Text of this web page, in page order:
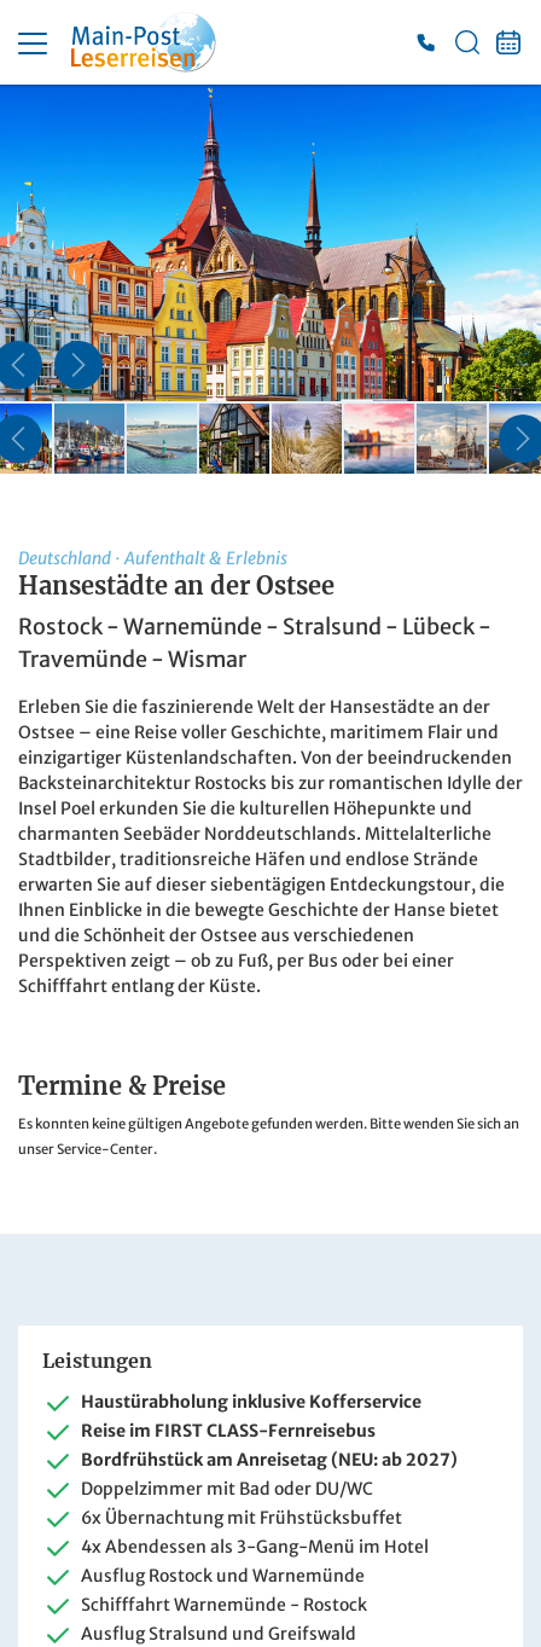
Es konnten keine gültigen Angebote gefunden werden. Bitte wenden Sie sich an
Deutschland ·Aufenthalt & Erlebnis
Hansestädte an der Ostsee
Rostock - Warnemünde - Stralsund - Lübeck -
Travemünde - Wismar
Erleben Sie die faszinierende Welt der Hansestädte an der
Ostsee – eine Reise voller Geschichte, maritimem Flair und
einzigartiger Küstenlandschaften. Von der beeindruckenden
Backsteinarchitektur Rostocks bis zur romantischen Idylle der
Insel Poel erkunden Sie die kulturellen Höhepunkte und
charmanten Seebäder Norddeutschlands. Mittelalterliche
Stadtbilder, traditionsreiche Häfen und endlose Strände
erwarten Sie auf dieser siebentägigen Entdeckungstour, die
Ihnen Einblicke in die bewegte Geschichte der Hanse bietet
und die Schönheit der Ostsee aus verschiedenen
Perspektiven zeigt – ob zu Fuß, per Bus oder bei einer
Schifffahrt entlang der Küste.
Termine & Preise
Es konnten keine gültigen Angebote gefunden werden. Bitte wenden Sie sich an
unser Service-Center.
Leistungen
Haustürabholung inklusive Kofferservice
Reise im FIRST CLASS-Fernreisebus
Bordfrühstück am Anreisetag (NEU: ab 2027)
Doppelzimmer mit Bad oder DU/WC
6x Übernachtung mit Frühstücksbuffet
4x Abendessen als 3-Gang-Menü im Hotel
Ausflug Rostock und Warnemünde
Schifffahrt Warnemünde - Rostock
Ausflug Stralsund und Greifswald